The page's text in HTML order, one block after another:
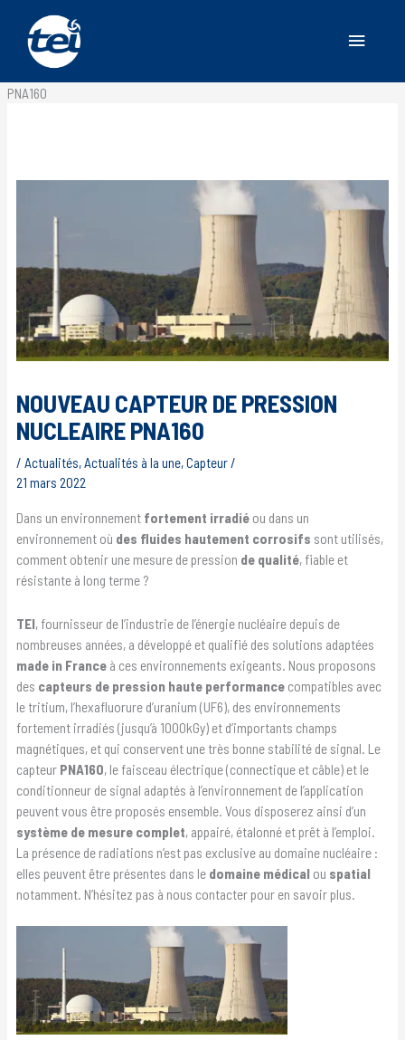
Menu
Accueil/Actualités
PNA160
NOUVEAU CAPTEUR DE PRESSION
NUCLEAIRE PNA160
/Actualités,Actualités à la une,Capteur/
21 mars 2022
Dans un environnement fortement irradié ou dans un
environnement où des fluides hautement corrosifs sont utilisés,
comment obtenir une mesure de pression de qualité, fiable et
résistante à long terme ?
TEI, fournisseur de l’industrie de l’énergie nucléaire depuis de
nombreuses années, a développé et qualifié des solutions adaptées
made in France à ces environnements exigeants. Nous proposons
des capteurs de pression haute performance compatibles avec
le tritium, l’hexafluorure d’uranium (UF6), des environnements
fortement irradiés (jusqu’à 1000kGy) et d’importants champs
magnétiques, et qui conservent une très bonne stabilité de signal. Le
capteur PNA160, le faisceau électrique (connectique et câble) et le
conditionneur de signal adaptés à l’environnement de l’application
peuvent vous être proposés ensemble. Vous disposerez ainsi d’un
système de mesure complet, appairé, étalonné et prêt à l’emploi.
La présence de radiations n’est pas exclusive au domaine nucléaire :
elles peuvent être présentes dans le domaine médical ou spatial
notamment. N’hésitez pas à nous contacter pour en savoir plus.